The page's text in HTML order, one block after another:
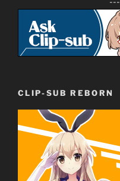
CLIP-SUB REBORN